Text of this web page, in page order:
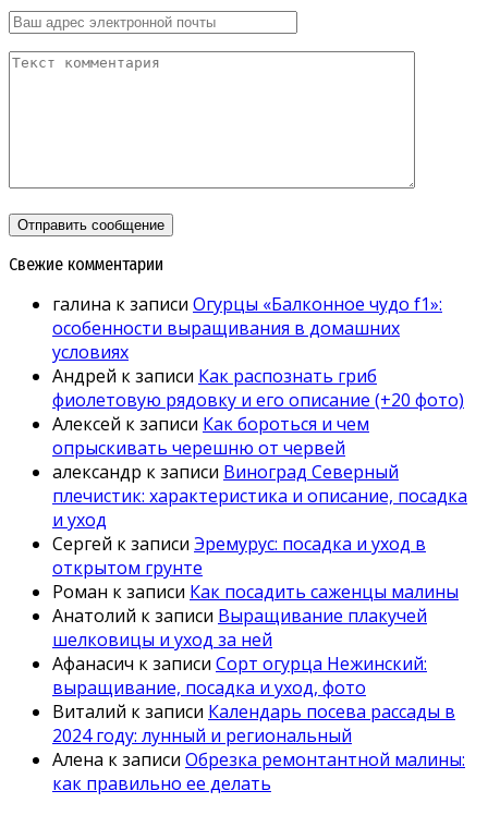
Свежие комментарии
галина к записи Огурцы «Балконное чудо f1»:
особенности выращивания в домашних
условиях
Андрей к записи Как распознать гриб
фиолетовую рядовку и его описание (+20 фото)
Алексей к записи Как бороться и чем
опрыскивать черешню от червей
александр к записи Виноград Северный
плечистик: характеристика и описание, посадка
и уход
Сергей к записи Эремурус: посадка и уход в
открытом грунте
Роман к записи Как посадить саженцы малины
Анатолий к записи Выращивание плакучей
шелковицы и уход за ней
Афанасич к записи Сорт огурца Нежинский:
выращивание, посадка и уход, фото
Виталий к записи Календарь посева рассады в
2024 году: лунный и региональный
Алена к записи Обрезка ремонтантной малины:
как правильно ее делать